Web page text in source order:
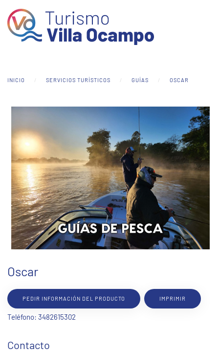
Skip to main content
INICIO SERVICIOS TURÍSTICOS GUÍAS OSCAR
Oscar
PEDIR INFORMACIÓN DEL PRODUCTO IMPRIMIR
Teléfono: 3482615302
Contacto